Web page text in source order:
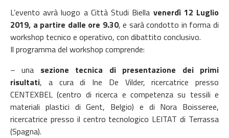
L’evento avrà luogo a Città Studi Biella venerdì 12 Luglio
2019, a partire dalle ore 9.30, e sarà condotto in forma di
workshop tecnico e operativo, con dibattito conclusivo.
Il programma del workshop comprende:
– una sezione tecnica di presentazione dei primi
risultati, a cura di Ine De Vilder, ricercatrice presso
CENTEXBEL (centro di ricerca e competenza su tessili e
materiali plastici di Gent, Belgio) e di Nora Boisseree,
ricercatrice presso il centro tecnologico LEITAT di Terrassa
(Spagna).